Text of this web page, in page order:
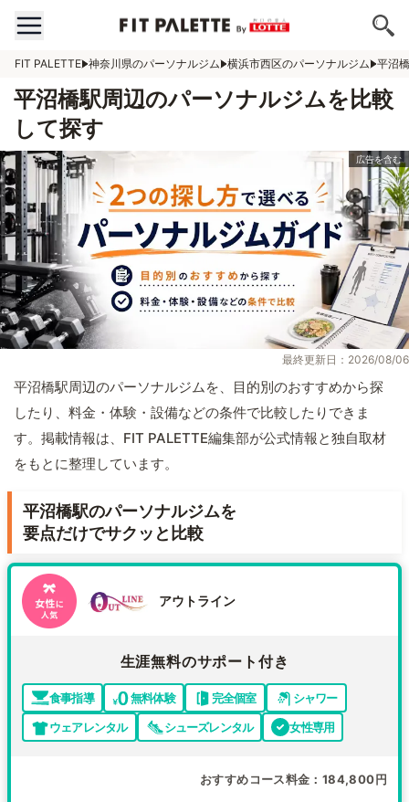
FIT PALETTE 神奈川県のパーソナルジム 横浜市西区のパーソナルジム 平沼
平沼橋駅周辺のパーソナルジムを比較
して探す
最終更新日：2026/08/06
平沼橋駅周辺のパーソナルジムを、目的別のおすすめから探
したり、料金・体験・設備などの条件で比較したりできま
す。掲載情報は、FIT PALETTE編集部が公式情報と独自取材
をもとに整理しています。
平沼橋駅のパーソナルジムを
要点だけでサクッと比較
アウトライン
生涯無料のサポート付き
食事指導 無料体験 完全個室
シャワー
ウェアレンタル
シューズレンタル 女性専用
おすすめコース料金 184,800円